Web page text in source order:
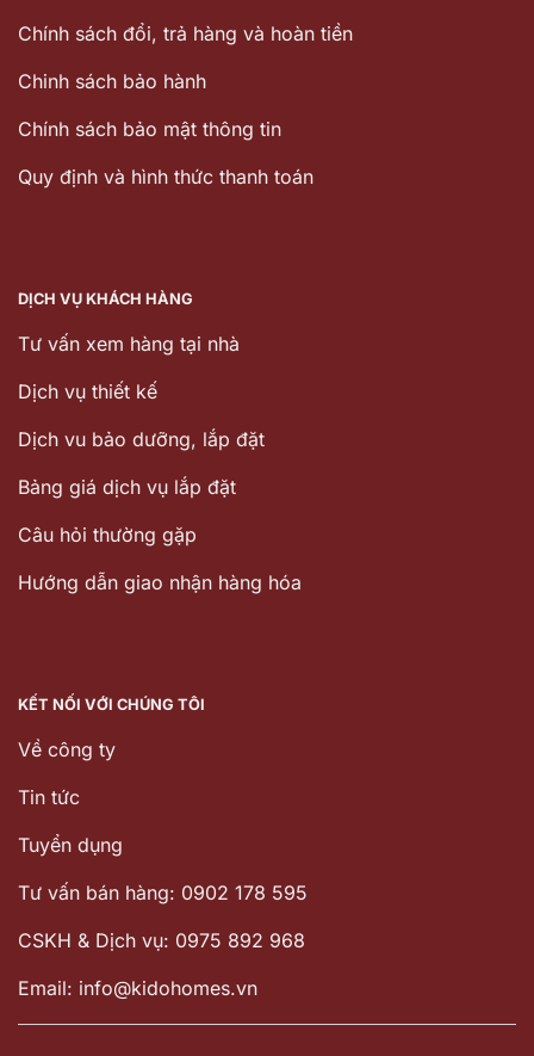
Chính sách đổi, trả hàng và hoàn tiền
Chinh sách bảo hành
Chính sách bảo mật thông tin
Quy định và hình thức thanh toán
DỊCH VỤ KHÁCH HÀNG
Tư vấn xem hàng tại nhà
Dịch vụ thiết kế
Dịch vu bảo dưỡng, lắp đặt
Bảng giá dịch vụ lắp đặt
Câu hỏi thường gặp
Hướng dẫn giao nhận hàng hóa
KẾT NỐI VỚI CHÚNG TÔI
Về công ty
Tin tức
Tuyển dụng
Tư vấn bán hàng: 0902 178 595
CSKH & Dịch vụ: 0975 892 968
Email: info@kidohomes.vn